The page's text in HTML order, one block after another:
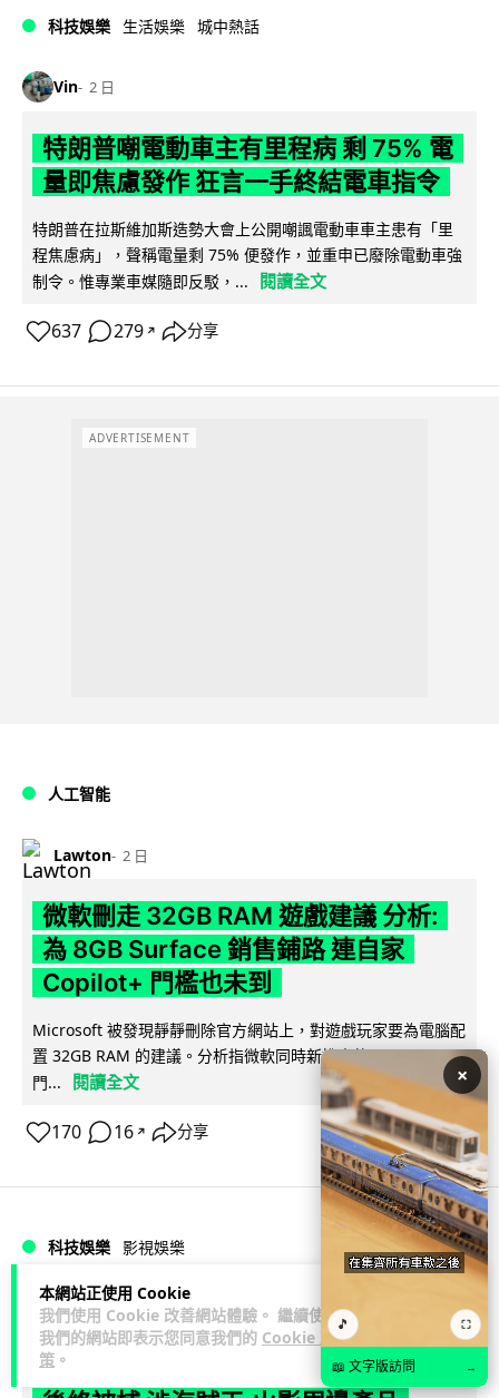
本網站正使用 Cookie
我們使用 Cookie 改善網站體驗。 繼續使用
我們的網站即表示您同意我們的 Cookie 政
策 。
科技娛樂 生活娛樂 城中熱話
Vin 2 日
特朗普嘲電動車主有里程病 剩 75% 電
量即焦慮發作 狂言一手終結電車指令
特朗普在拉斯維加斯造勢大會上公開嘲諷電動車車主患有「里
程焦慮病」，聲稱電量剩 75% 便發作，並重申已廢除電動車強
制令。惟專業車媒隨即反駁，...
閱讀全文
637 279 ↗ 分享
ADVERTISEMENT
人工智能
Lawton 2 日
微軟刪走 32GB RAM 遊戲建議 分析:
為 8GB Surface 銷售鋪路 連自家
Copilot+ 門檻也未到
Microsoft 被發現靜靜刪除官方網站上，對遊戲玩家要為電腦配
置 32GB RAM 的建議。分析指微軟同時新推出的 8GB RAM 入
門...
閱讀全文
170 16 ↗ 分享
科技娛樂 影視娛樂
Lawton 2 日
訂購 43 億日元精品後棄單 大阪女 2 年
×
🎵 ⛶
📖 文字版訪問 →